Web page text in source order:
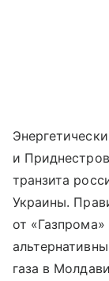
и
транзита
Украины.
от
газа в